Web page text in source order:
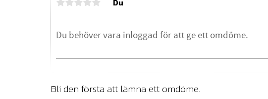
Du
Bli den första att lämna ett omdöme.